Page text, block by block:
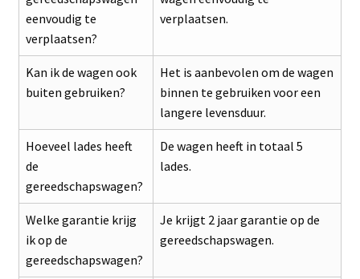
eenvoudig te
verplaatsen?
verplaatsen.
Kan ik de wagen ook
buiten gebruiken?
Het is aanbevolen om de wagen
binnen te gebruiken voor een
langere levensduur.
Hoeveel lades heeft
de
gereedschapswagen?
De wagen heeft in totaal 5
lades.
Welke garantie krijg
ik op de
gereedschapswagen?
Je krijgt 2 jaar garantie op de
gereedschapswagen.